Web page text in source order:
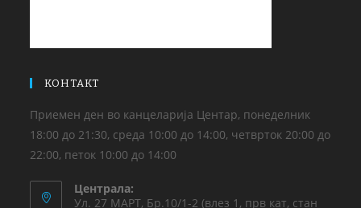
КОНТАКТ
Приемен ден во канцеларија Центар, понеделник
18:00 до 21:30, среда 10:00 до 14:00, четврток 20:00 до
22:00, петок 10:00 до 14:00
Централа:
Ул. 27 МАРТ, Бр.10/1-2 (влез 1, прв кат, стан